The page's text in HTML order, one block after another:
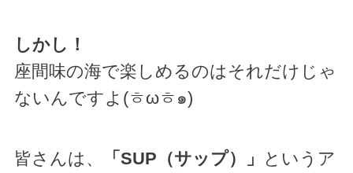
しかし！
座間味の海で楽しめるのはそれだけじゃ
ないんですよ(ㅎωㅎ๑)
皆さんは、 「SUP（サップ）」 というア